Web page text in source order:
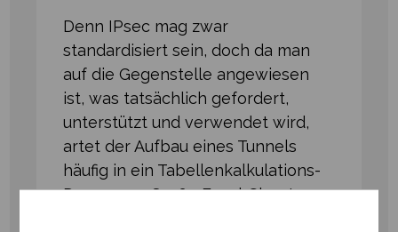
Denn IPsec mag zwar
standardisiert sein, doch da man
auf die Gegenstelle angewiesen
ist, was tatsächlich gefordert,
unterstützt und verwendet wird,
artet der Aufbau eines Tunnels
häufig in ein Tabellenkalkulations-
Drama aus. Große Excel-Sheets